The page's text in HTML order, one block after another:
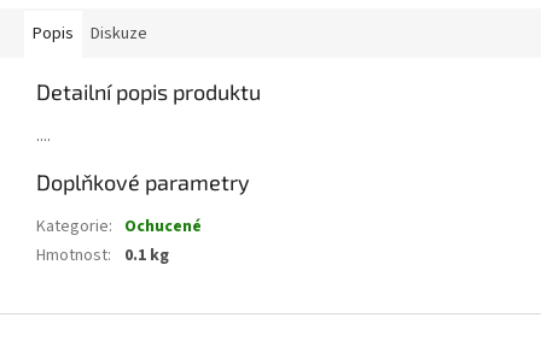
Popis Diskuze
Detailní popis produktu
....
Doplňkové parametry
Kategorie: Ochucené
Hmotnost: 0.1 kg